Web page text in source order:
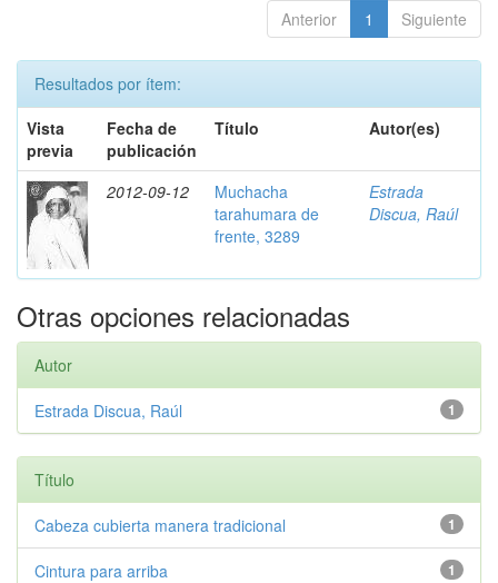
Anterior 1 Siguiente
Resultados por ítem:
Vista
previa
Fecha de
publicación
Título Autor(es)
2012-09-12
Muchacha
tarahumara de
frente, 3289
Estrada
Discua, Raúl
Otras opciones relacionadas
Autor
1
Estrada Discua, Raúl
Título
1
Cabeza cubierta manera tradicional
1
Cintura para arriba